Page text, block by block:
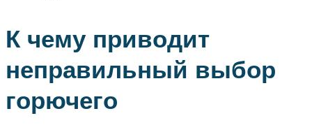
К чему приводит
неправильный выбор
горючего